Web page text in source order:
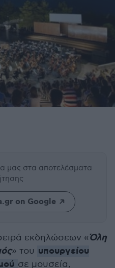
μας στα αποτελέσματα
on Google
εκδηλώσεων «Όλη
» του υπουργείου
σε μουσεία,